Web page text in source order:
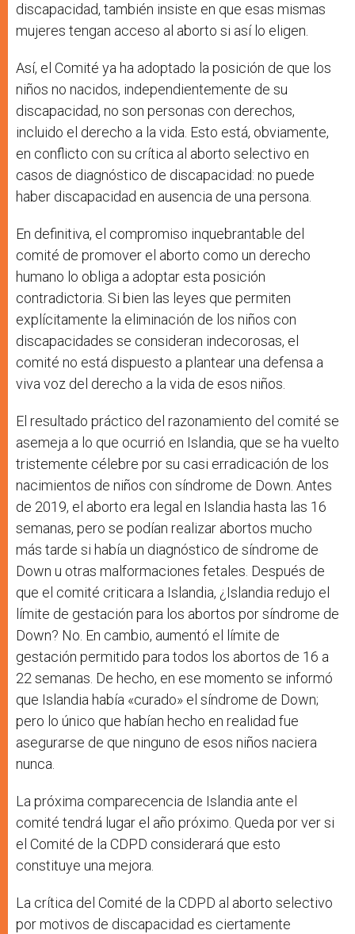
discapacidad, también insiste en que esas mismas
mujeres tengan acceso al aborto si así lo eligen.
Así, el Comité ya ha adoptado la posición de que los
niños no nacidos, independientemente de su
discapacidad, no son personas con derechos,
incluido el derecho a la vida. Esto está, obviamente,
en conflicto con su crítica al aborto selectivo en
casos de diagnóstico de discapacidad: no puede
haber discapacidad en ausencia de una persona.
En definitiva, el compromiso inquebrantable del
comité de promover el aborto como un derecho
humano lo obliga a adoptar esta posición
contradictoria. Si bien las leyes que permiten
explícitamente la eliminación de los niños con
discapacidades se consideran indecorosas, el
comité no está dispuesto a plantear una defensa a
viva voz del derecho a la vida de esos niños.
El resultado práctico del razonamiento del comité se
asemeja a lo que ocurrió en Islandia, que se ha vuelto
tristemente célebre por su casi erradicación de los
nacimientos de niños con síndrome de Down. Antes
de 2019, el aborto era legal en Islandia hasta las 16
semanas, pero se podían realizar abortos mucho
más tarde si había un diagnóstico de síndrome de
Down u otras malformaciones fetales. Después de
que el comité criticara a Islandia, ¿Islandia redujo el
límite de gestación para los abortos por síndrome de
Down? No. En cambio, aumentó el límite de
gestación permitido para todos los abortos de 16 a
22 semanas. De hecho, en ese momento se informó
que Islandia había «curado» el síndrome de Down;
pero lo único que habían hecho en realidad fue
asegurarse de que ninguno de esos niños naciera
nunca.
La próxima comparecencia de Islandia ante el
comité tendrá lugar el año próximo. Queda por ver si
el Comité de la CDPD considerará que esto
constituye una mejora.
La crítica del Comité de la CDPD al aborto selectivo
por motivos de discapacidad es ciertamente